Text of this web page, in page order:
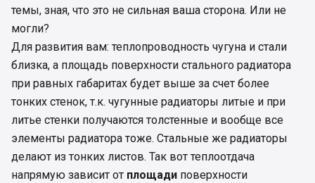
темы, зная, что это не сильная ваша сторона. Или не
могли?
Для развития вам: теплопроводность чугуна и стали
близка, а площадь поверхности стального радиатора
при равных габаритах будет выше за счет более
тонких стенок, т.к. чугунные радиаторы литые и при
литье стенки получаются толстенные и вообще все
элементы радиатора тоже. Стальные же радиаторы
делают из тонких листов. Так вот теплоотдача
напрямую зависит от площади поверхности